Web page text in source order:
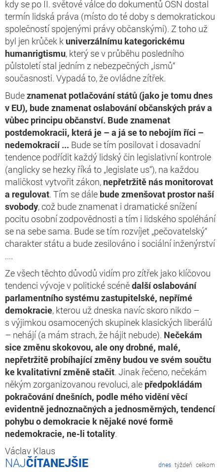
kdy se po II. světové válce do dokumentů OSN dostal
termín lidská práva (místo do té doby s demokratickou
společností spojenými právy občanskými). Z toho už
byl jen krůček k univerzálnímu kategorickému
humanrigtismu, který se v průběhu posledního
půlstoletí stal jedním z nebezpečných „ismů“
současnosti. Vypadá to, že ovládne zítřek.
Budeznamenat potlačování států (jako je tomu dnes
v EU), bude znamenat oslabování občanských práv a
vůbec principu občanství. Bude znamenat
postdemokracii, která je – a já se to nebojím říci –
nedemokracií ... Bude se tím posilovat i dosavadní
tendence podřídit každý lidský čin legislativní kontrole
(anglicky se hezky říká to „legislate us“), na každou
maličkost vytvořit zákon, nepřetržitě nás monitorovat
a regulovat. Tím se dále bude zmenšovat prostor naší
svobody, což bude znamenat i dramatické snížení
pocitu osobní zodpovědnosti a tím i lidského spoléhání
se na sebe sama. Bude se tím rozvíjet „pečovatelský“
charakter státu a bude zesilováno i sociální inženýrství
....
Ze všech těchto důvodů vidím pro zítřek jako klíčovou
tendenci vývoje v politické scénědalší oslabování
parlamentního systému zastupitelské, nepřímé
demokracie, kterou už dneska navíc skoro nikdo –
s výjimkou osamocených skupinek klasických liberálů
– nehájí (a mám strach, že hájit nebude). Nečekám
sice změnu skokovou, ale ony drobné, malé,
nepřetržitě probíhající změny budou ve svém součtu
ke kvalitativní změně stačit. Jinak řečeno, nečekám
někým zorganizovanou revoluci, ale předpokládám
pokračování dnešních, podle mého vidění věcí
evidentně jednoznačných a jednosměrných, tendencí
pohybu o demokracie k nějaké nové formě
nedemokracie, ne-li totality.
Václav Klaus
ČÍTANEJŠIE dnes týždeň celkom